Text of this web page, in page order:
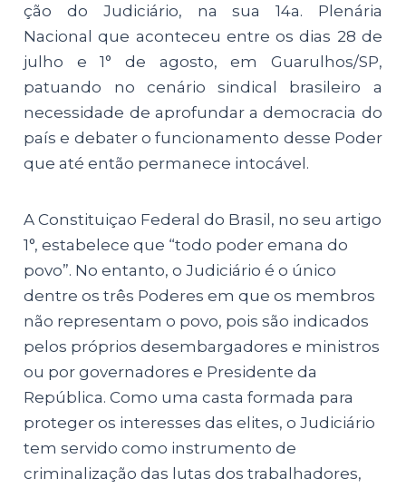
ção do Judiciário, na sua 14a. Plenária
Nacional que aconteceu entre os dias 28 de
julho e 1° de agosto, em Guarulhos/SP,
patuando no cenário sindical brasileiro a
necessidade de aprofundar a democracia do
país e debater o funcionamento desse Poder
que até então permanece intocável.
A Constituiçao Federal do Brasil, no seu artigo
1°, estabelece que “todo poder emana do
povo”. No entanto, o Judiciário é o único
dentre os três Poderes em que os membros
não representam o povo, pois são indicados
pelos próprios desembargadores e ministros
ou por governadores e Presidente da
República. Como uma casta formada para
proteger os interesses das elites, o Judiciário
tem servido como instrumento de
criminalização das lutas dos trabalhadores,